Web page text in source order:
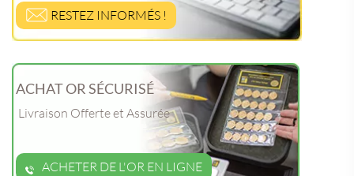
RESTEZ INFORMÉS !
ACHAT OR SÉCURISÉ
Livraison Offerte et Assurée
ACHETER DE L'OR EN LIGNE